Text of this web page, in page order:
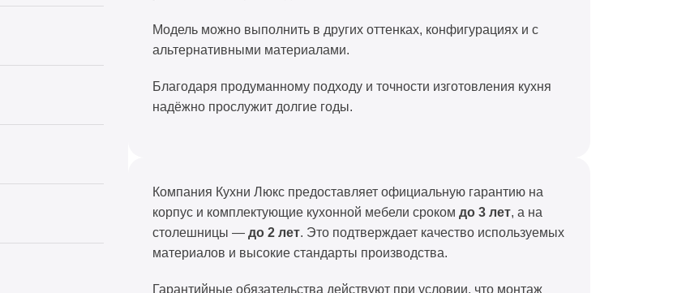
Модель можно выполнить в других оттенках, конфигурациях и с
альтернативными материалами.
Благодаря продуманному подходу и точности изготовления кухня
надёжно прослужит долгие годы.
Компания Кухни Люкс предоставляет официальную гарантию на
корпус и комплектующие кухонной мебели сроком до 3 лет, а на
столешницы — до 2 лет. Это подтверждает качество используемых
материалов и высокие стандарты производства.
Гарантийные обязательства действуют при условии, что монтаж